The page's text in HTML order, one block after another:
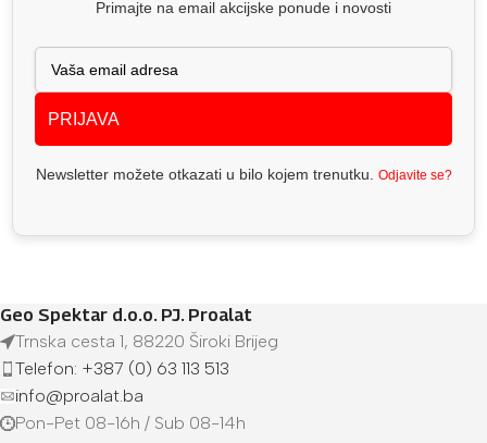
Primajte na email akcijske ponude i novosti
PRIJAVA
Newsletter možete otkazati u bilo kojem trenutku. Odjavite se?
Geo Spektar d.o.o. PJ. Proalat
Trnska cesta 1, 88220 Široki Brijeg
Telefon: +387 (0) 63 113 513
info@proalat.ba
Pon-Pet 08-16h / Sub 08-14h